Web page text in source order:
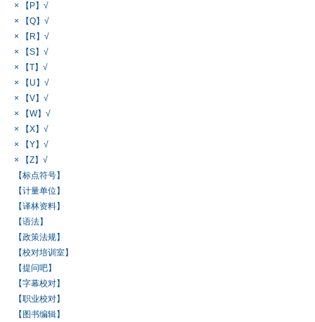
× 【P】√
× 【Q】√
× 【R】√
× 【S】√
× 【T】√
× 【U】√
× 【V】√
× 【W】√
× 【X】√
× 【Y】√
× 【Z】√
【标点符号】
【计量单位】
【译林资料】
【语法】
【政策法规】
【校对培训室】
【提问吧】
【字幕校对】
【职业校对】
【图书编辑】